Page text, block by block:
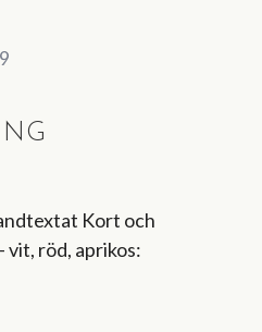
Kort och
röd, aprikos: